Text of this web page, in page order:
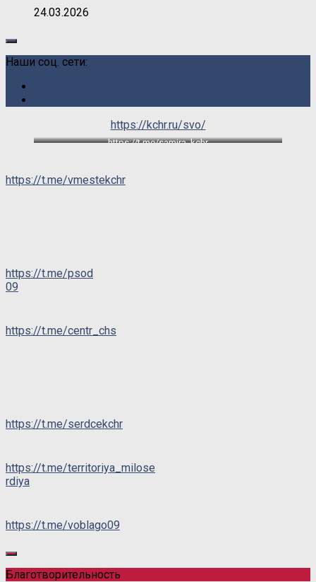
24.03.2026
Наши соц. сети:
https://kchr.ru/svo/
https://t.me/samira_kchr
https://t.me/vmestekchr
https://t.me/psod
09
https://t.me/centr_chs
https://t.me/serdcekchr
https://t.me/territoriya_milose
rdiya
https://t.me/voblago09
Благотворительность